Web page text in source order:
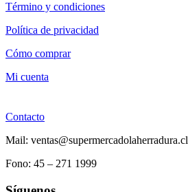
Término y condiciones
Política de privacidad
Cómo comprar
Mi cuenta
Contacto
Mail: ventas@supermercadolaherradura.cl
Fono: 45 – 271 1999